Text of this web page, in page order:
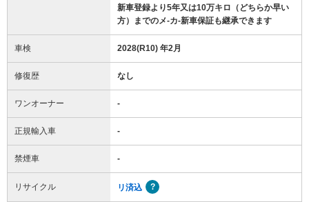
新車登録より5年又は10万キロ（どちらか早い
方）までのメ-カ-新車保証も継承できます
車検 2028(R10) 年2月
修復歴 なし
ワンオーナー -
正規輸入車 -
禁煙車 -
リサイクル リ済込